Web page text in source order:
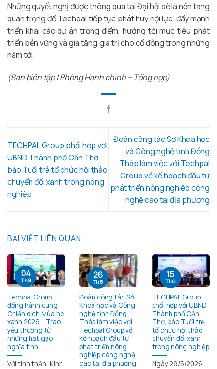
Những quyết nghị được thông qua tại Đại hội sẽ là nền tảng
quan trọng để Techpal tiếp tục phát huy nội lực, đẩy mạnh
triển khai các dự án trọng điểm, hướng tới mục tiêu phát
triển bền vững và gia tăng giá trị cho cổ đông trong những
năm tới.
(Ban biên tập | Phòng Hành chính – Tổng hợp)
TECHPAL Group phối hợp với
UBND Thành phố Cần Thơ,
báo Tuổi trẻ tổ chức hội thảo
chuyển đổi xanh trong nông
nghiệp
Đoàn công tác Sở Khoa học
và Công nghệ tỉnh Đồng
Tháp làm việc với Techpal
Group về kế hoạch đầu tư
phát triển nông nghiệp công
nghệ cao tại địa phương
BÀI VIẾT LIÊN QUAN
Techpal Group
đồng hành cùng
Chiến dịch Mùa hè
xanh 2026 – Trao
yêu thương từ
những hạt gạo
nghĩa tình
Với tinh thần “Kinh
04
Th8
Đoàn công tác Sở
Khoa học và Công
nghệ tỉnh Đồng
Tháp làm việc với
Techpal Group về
kế hoạch đầu tư
phát triển nông
nghiệp công nghệ
cao tại địa phương
26
Th6
TECHPAL Group
phối hợp với UBND
Thành phố Cần
Thơ, báo Tuổi trẻ
tổ chức hội thảo
chuyển đổi xanh
trong nông nghiệp
Ngày 29/5/2026,
15
Th6